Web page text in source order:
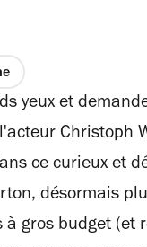
yeux et
Christoph
ce curieux et
désormais
à gros budget (et